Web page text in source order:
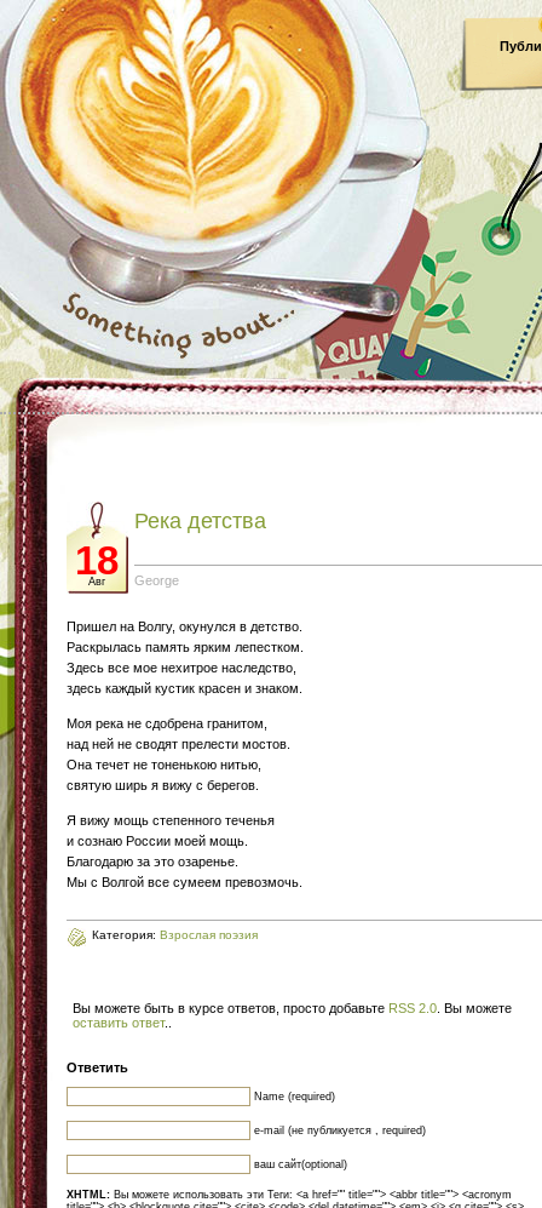
18
Авг
Река детства
George
Пришел на Волгу, окунулся в детство.
Раскрылась память ярким лепестком.
Здесь все мое нехитрое наследство,
здесь каждый кустик красен и знаком.
Моя река не сдобрена гранитом,
над ней не сводят прелести мостов.
Она течет не тоненькою нитью,
святую ширь я вижу с берегов.
Я вижу мощь степенного теченья
и сознаю России моей мощь.
Благодарю за это озаренье.
Мы с Волгой все сумеем превозмочь.
Категория: Взрослая поэзия
Вы можете быть в курсе ответов, просто добавьте RSS 2.0 . Вы можете
оставить ответ.
Ответить
Name (required)
e-mail (не публикуется , required)
ваш сайт(optional)
XHTML: Вы можете использовать эти Теги: <a href="" title=""> <abbr title=""> <acronym